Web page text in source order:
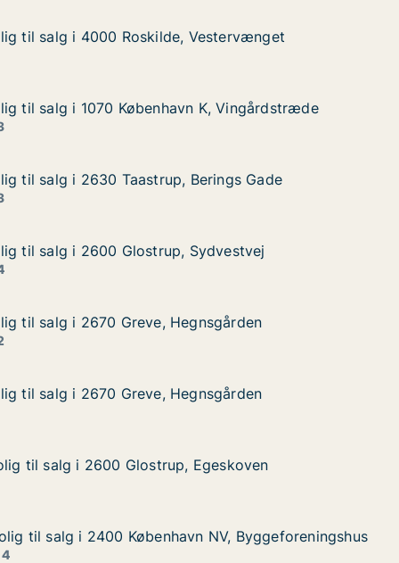
4000 Roskilde, Vestervænget
til salg i 4000 Roskilde, Vestervænget
til salg i 4000 Roskilde, Vestervænget
Vingårdstræde
København K, Vingårdstræde
til salg i 1070 København K, Vingårdstræde
til salg i 1070 København K, Vingårdstræde
Gade
Taastrup, Berings Gade
til salg i 2630 Taastrup, Berings Gade
til salg i 2630 Taastrup, Berings Gade
2600 Glostrup, Sydvestvej
til salg i 2600 Glostrup, Sydvestvej
til salg i 2600 Glostrup, Sydvestvej
Greve, Hegnsgården
til salg i 2670 Greve, Hegnsgården
til salg i 2670 Greve, Hegnsgården
Greve, Hegnsgården
til salg i 2670 Greve, Hegnsgården
til salg i 2670 Greve, Hegnsgården
2600 Glostrup, Egeskoven
til salg i 2600 Glostrup, Egeskoven
til salg i 2600 Glostrup, Egeskoven
NV, Byggeforeningshus
2400 København NV, Byggeforeningshus
til salg i 2400 København NV, Byggeforeningshus
til salg i 2400 København NV, Byggeforeningshus